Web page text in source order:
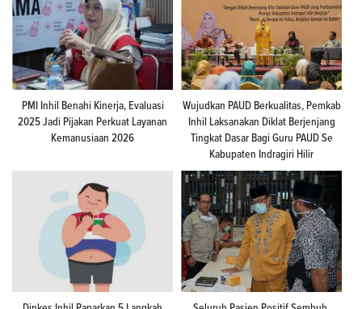
PMI Inhil Benahi Kinerja, Evaluasi
2025 Jadi Pijakan Perkuat Layanan
Kemanusiaan 2026
Wujudkan PAUD Berkualitas, Pemkab
Inhil Laksanakan Diklat Berjenjang
Tingkat Dasar Bagi Guru PAUD Se
Kabupaten Indragiri Hilir